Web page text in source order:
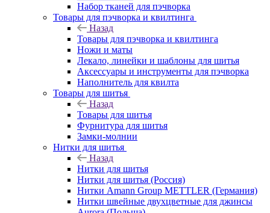
Набор тканей для пэчворка
Товары для пэчворка и квилтинга
Назад
Товары для пэчворка и квилтинга
Ножи и маты
Лекало, линейки и шаблоны для шитья
Аксессуары и инструменты для пэчворка
Наполнитель для квилта
Товары для шитья
Назад
Товары для шитья
Фурнитура для шитья
Замки-молнии
Нитки для шитья
Назад
Нитки для шитья
Нитки для шитья (Россия)
Нитки Amann Group METTLER (Германия)
Нитки швейные двухцветные для джинсы